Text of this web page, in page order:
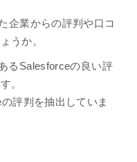
企業からの評判や口コ
うか。
るSalesforceの良い評
。
評判を抽出していま